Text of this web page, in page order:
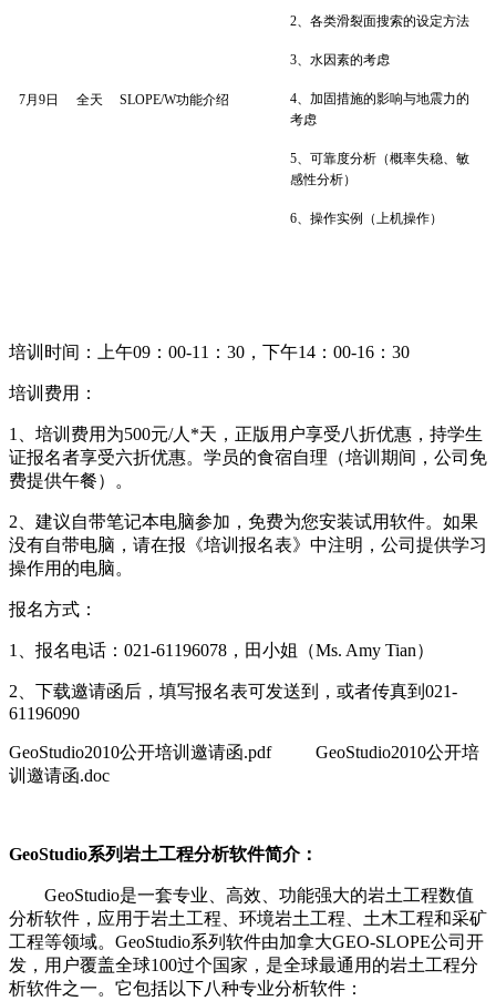
7月9日 全天 SLOPE/W功能介绍
2 、各类滑裂面搜索的设定方法
3 、水因素的考虑
4 、加固措施的影响与地震力的
考虑
5 、可靠度分析（概率失稳、敏
感性分析）
6 、操作实例（上机操作）
培训时间：上午09：00-11：30，下午14：00-16：30
培训费用：
1、培训费用为500元/人*天，正版用户享受八折优惠，持学生
证报名者享受六折优惠。学员的食宿自理（培训期间，公司免
费提供午餐）。
2、建议自带笔记本电脑参加，免费为您安装试用软件。如果
没有自带电脑，请在报《培训报名表》中注明，公司提供学习
操作用的电脑。
报名方式：
1、报名电话：021-61196078，田小姐（Ms. Amy Tian）
2、下载邀请函后，填写报名表可发送到，或者传真到021-
61196090
GeoStudio2010公开培训邀请函.pdf GeoStudio2010公开培
训邀请函.doc
GeoStudio系列岩土工程分析软件简介：
GeoStudio是一套专业、高效、功能强大的岩土工程数值
分析软件，应用于岩土工程、环境岩土工程、土木工程和采矿
工程等领域。GeoStudio系列软件由加拿大GEO-SLOPE公司开
发，用户覆盖全球100过个国家，是全球最通用的岩土工程分
析软件之一。它包括以下八种专业分析软件：